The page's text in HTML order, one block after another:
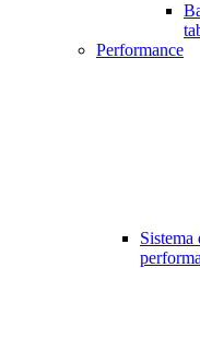
Performance